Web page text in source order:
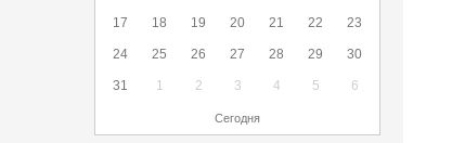
17 18 19 20 21 22 23
24 25 26 27 28 29 30
31 1 2 3 4 5 6
Сегодня